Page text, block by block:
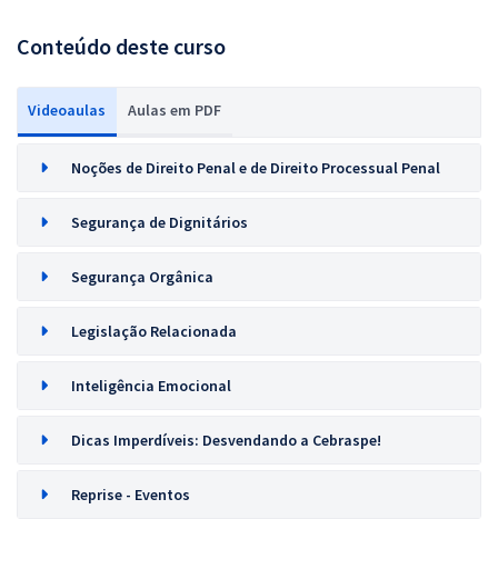
Conteúdo deste curso
Videoaulas Aulas em PDF
Noções de Direito Penal e de Direito Processual Penal
Segurança de Dignitários
Segurança Orgânica
Legislação Relacionada
Inteligência Emocional
Dicas Imperdíveis: Desvendando a Cebraspe!
Reprise - Eventos